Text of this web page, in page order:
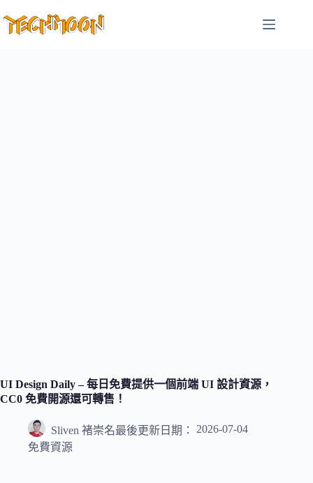
至
UI Design Daily – 每日免費提供一個前端 UI 設計資源，
CC0 免費開源還可轉售！
Sliven 褚崇名最後更新日期：
2026-07-04
免費資源